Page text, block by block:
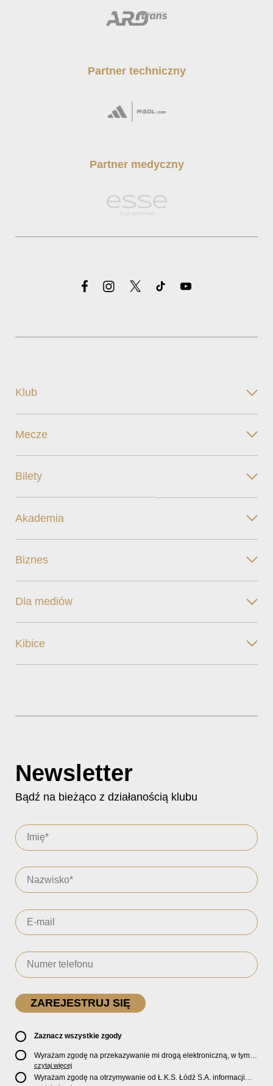
Partner techniczny
Partner medyczny
Klub
Mecze
Bilety
Akademia
Biznes
Dla mediów
Kibice
Newsletter
Bądź na bieżąco z działanością klubu
Zaznacz wszystkie zgody
Wyrażam zgodę na przekazywanie mi drogą elektroniczną, w tym
pocztą e-mail, oficjalnego newslettera oraz informacji o zniżkach,
promocjach, nowościach, biletach, karnetach, ofercie sklepu U2
czytaj więcej
Wyrażam zgodę na otrzymywanie od Ł.K.S. Łódź S.A. informacji